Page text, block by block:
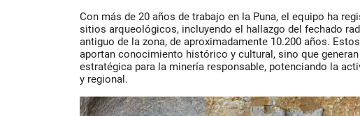
Con más de 20 años de trabajo en la Puna, el equipo ha
sitios arqueológicos, incluyendo el hallazgo del fechado
antiguo de la zona, de aproximadamente 10.200 años.
aportan conocimiento histórico y cultural, sino que
estratégica para la minería responsable, potenciando la
y regional.